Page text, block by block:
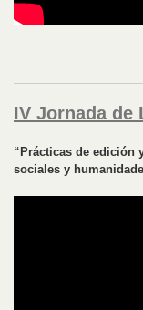
IV Jornada de
“Prácticas de edición
sociales y